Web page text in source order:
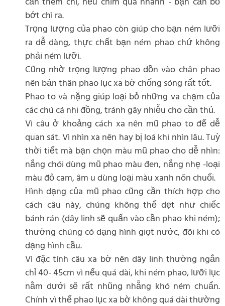
bớt chì ra.
Trọng lượng của phao còn giúp cho bạn ném lưỡi
ra dễ dàng, thực chất bạn ném phao chứ không
phải ném lưỡi.
Cũng nhờ trọng lượng phao dồn vào chân phao
nên bản thân phao lục xa bờ chống sóng rất tốt.
Phao to và nặng giúp loại bỏ những va chạm của
các chú cá nhi đồng, tránh gây nhiễu cho cần thủ.
Vì câu ở khoảng cách xa nên mũ phao to để dễ
quan sát. Vì nhìn xa nên hay bị loá khi nhìn lâu. Tuỳ
thời tiết mà bạn chọn màu mũ phao cho dễ nhìn:
nắng chói dùng mũ phao màu đen, nắng nhẹ -loại
màu đỏ cam, âm u dùng loại màu xanh nõn chuối.
Hình dạng của mũ phao cũng cần thích hợp cho
cách câu này, chúng không thể dẹt như chiếc
bánh rán (dây linh sẽ quấn vào cần phao khi ném);
thường chúng có dạng hình giọt nước, đôi khi có
dạng hình cầu.
Vì đặc tính câu xa bờ nên dây linh thường ngắn
chỉ 40- 45cm vì nếu quá dài, khi ném phao, lưỡi lục
nằm dưới sẽ rất nhũng nhẵng khó ném chuẩn.
Chính vì thế phao lục xa bờ không quá dài thường